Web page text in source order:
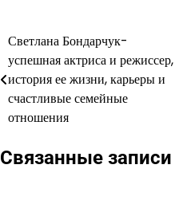
Навигация
по
записям
Светлана Бондарчук-
успешная актриса и режиссер,
история ее жизни, карьеры и
счастливые семейные
отношения
Связанные записи